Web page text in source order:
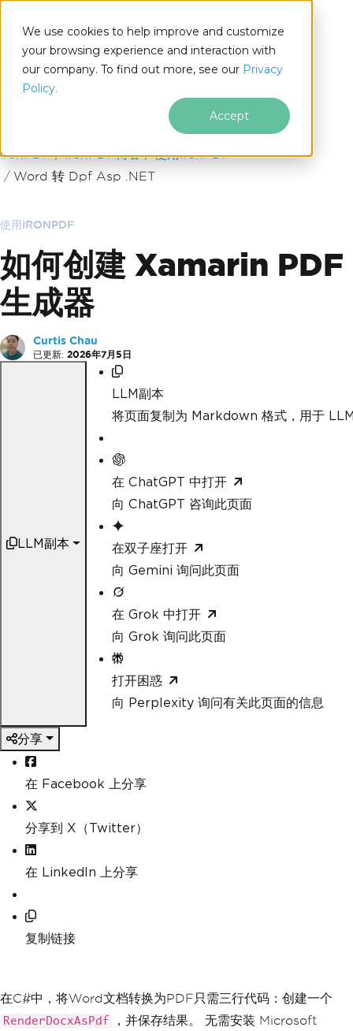
We use cookies to help improve and customize
your browsing experience and interaction with
our company. To find out more, see our Privacy
Policy.
Accept
.NET
跳至页脚内容
IronPDF IronPDF博客
使用IronPDF
Word 转 Dpf Asp .NET
使用IRONPDF
如何创建 Xamarin PDF
生成器
Curtis Chau
已更新: 2026年7月5日
LLM副本
LLM副本
将页面复制为 Markdown 格式，用于
在 ChatGPT 中打开
向 ChatGPT 咨询此页面
在双子座打开
向 Gemini 询问此页面
在 Grok 中打开
向 Grok 询问此页面
打开困惑
向 Perplexity 询问有关此页面的信息
分享
在 Facebook 上分享
分享到 X（Twitter）
在 LinkedIn 上分享
复制链接
在C#中，将Word文档转换为PDF只需三行代码：创建一个
RenderDocxAsPdf
，并保存结果。 无需安装 Microsoft